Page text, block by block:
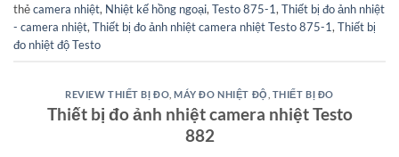
thẻcamera nhiệt, Nhiệt kế hồng ngoại,Testo 875-1,Thiết bị đo ảnh nhiệt
- camera nhiệt,Thiết bị đo ảnh nhiệt camera nhiệt Testo 875-1,Thiết bị
đo nhiệt độ Testo
REVIEW THIẾT BỊ ĐO ,MÁY ĐO NHIỆT ĐỘ THIẾT BỊ ĐO
Thiết bị đo ảnh nhiệt camera nhiệt Testo
882